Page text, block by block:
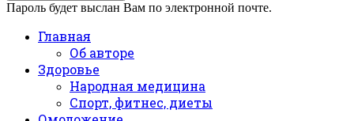
Пароль будет выслан Вам по электронной почте.
Главная
Об авторе
Здоровье
Народная медицина
Спорт, фитнес, диеты